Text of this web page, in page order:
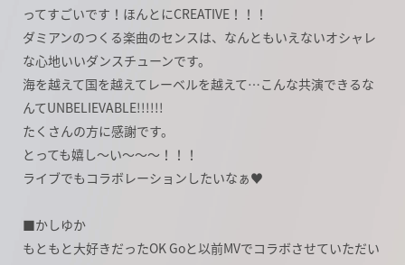
ってすごいです！ほんとにCREATIVE！！！
ダミアンのつくる楽曲のセンスは、なんともいえないオシャレ
な心地いいダンスチューンです。
海を越えて国を越えてレーベルを越えて…こんな共演できるな
んてUNBELIEVABLE!!!!!!
たくさんの方に感謝です。
とっても嬉し～い～～～！！！
ライブでもコラボレーションしたいなぁ♥
■かしゆか
もともと大好きだったOK Goと以前MVでコラボさせていただい